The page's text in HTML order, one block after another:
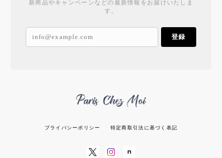
新商品やキャンペーンなどの最新情報をお届けいたしま
す。
登録
プライバシーポリシー 特定商取引法に基づく表記